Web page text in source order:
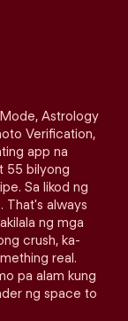
Astrology
Verification,
app na
55 bilyong
Sa likod ng
That's always
ng mga
crush, ka-
real.
pa alam kung
ng space to